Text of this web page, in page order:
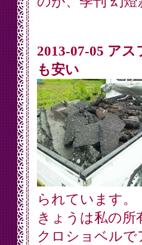
2013-07-05 ア
も安い
られています。
きょうは私の所
クロショベル